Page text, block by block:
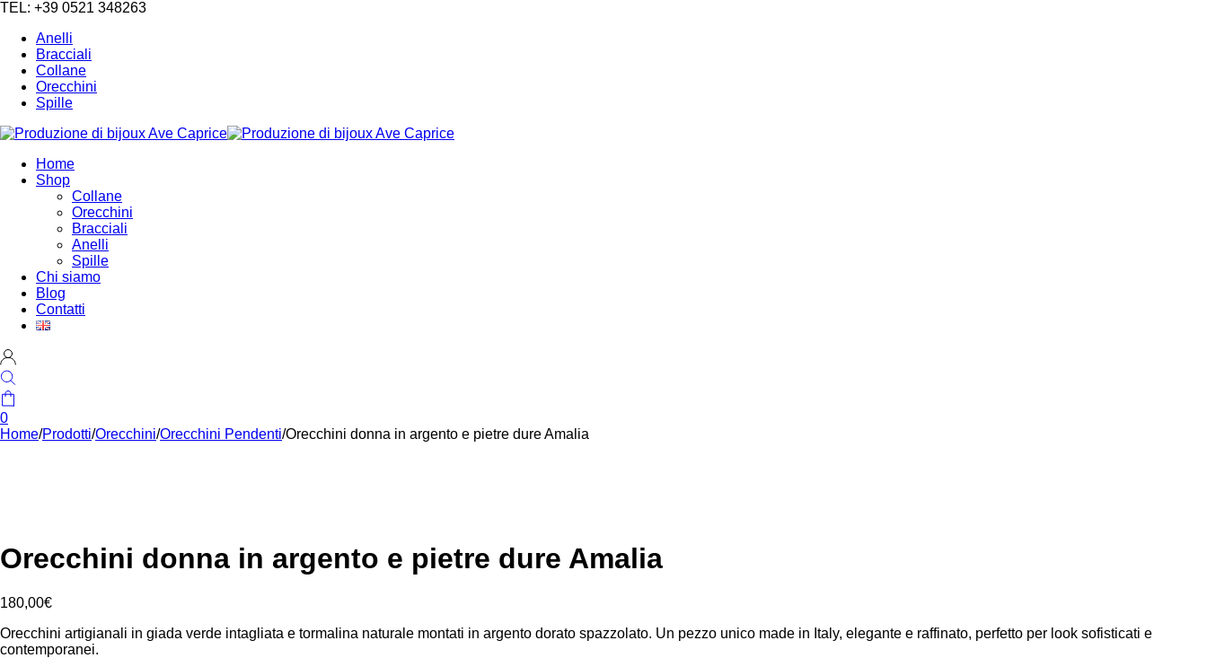
TEL: +39 0521 348263
Anelli
Bracciali
Collane
Orecchini
Spille
Home
Shop
Collane
Orecchini
Bracciali
Anelli
Spille
Chi siamo
Blog
Contatti
0
Home/Prodotti/Orecchini/Orecchini Pendenti/Orecchini donna in argento e pietre dure Amalia
Orecchini donna in argento e pietre dure Amalia
180,00€
Orecchini artigianali in giada verde intagliata e tormalina naturale montati in argento dorato spazzolato. Un pezzo unico made in Italy, elegante e raffinato, perfetto per look sofisticati e
contemporanei.